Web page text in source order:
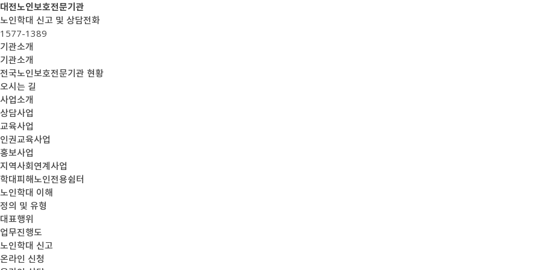
대전노인보호전문기관
노인학대 신고 및 상담전화
1577-1389
기관소개
기관소개
전국노인보호전문기관 현황
오시는 길
사업소개
상담사업
교육사업
인권교육사업
홍보사업
지역사회연계사업
학대피해노인전용쉼터
노인학대 이해
정의 및 유형
대표행위
업무진행도
노인학대 신고
온라인 신청